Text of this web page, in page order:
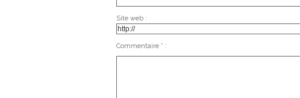
Site web :
Commentaire * :